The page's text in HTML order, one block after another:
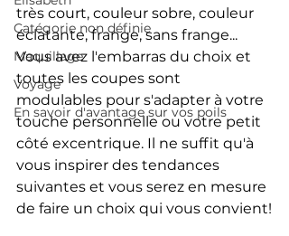
Catégorie non définie
Maquillage
Voyage
En savoir d'avantage sur vos poils
très court, couleur sobre, couleur
éclatante, frange, sans frange...
Vous avez l'embarras du choix et
toutes les coupes sont
modulables pour s'adapter à votre
touche personnelle ou votre petit
côté excentrique. Il ne suffit qu'à
vous inspirer des tendances
suivantes et vous serez en mesure
de faire un choix qui vous convient!